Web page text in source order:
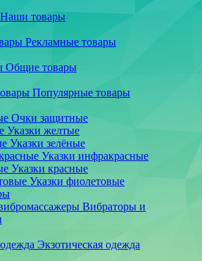
Наши товары
Рекламные товары
Общие товары
Популярные товары
Очки защитные
Указки желтые
Указки зелёные
Указки инфракрасные
Указки красные
Указки фиолетовые
Вибраторы и
Экзотическая одежда